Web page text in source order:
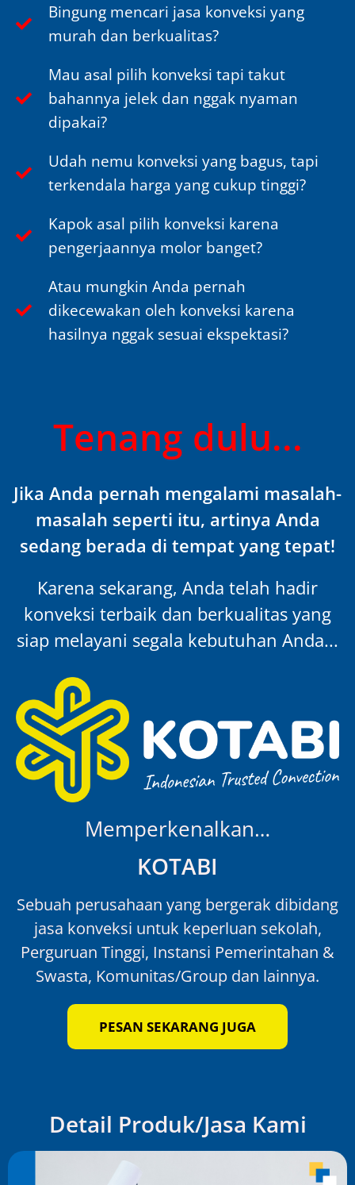
Bingung mencari jasa konveksi yang
murah dan berkualitas?
Mau asal pilih konveksi tapi takut
bahannya jelek dan nggak nyaman
dipakai?
Udah nemu konveksi yang bagus, tapi
terkendala harga yang cukup tinggi?
Kapok asal pilih konveksi karena
pengerjaannya molor banget?
Atau mungkin Anda pernah
dikecewakan oleh konveksi karena
hasilnya nggak sesuai ekspektasi?
Tenang dulu...
Jika Anda pernah mengalami masalah-
masalah seperti itu, artinya Anda
sedang berada di tempat yang tepat!
Karena sekarang, Anda telah hadir
konveksi terbaik dan berkualitas yang
siap melayani segala kebutuhan Anda...
Memperkenalkan…
KOTABI
Sebuah perusahaan yang bergerak dibidang
jasa konveksi untuk keperluan sekolah,
Perguruan Tinggi, Instansi Pemerintahan &
Swasta, Komunitas/Group dan lainnya.
PESAN SEKARANG JUGA
Detail Produk/Jasa Kami